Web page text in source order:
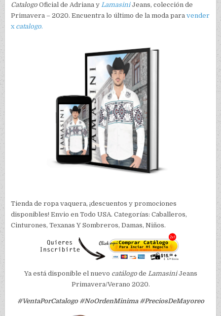
Catalogo Oficial de Adriana y Lamasini Jeans, colección de
Primavera – 2020. Encuentra lo último de la moda paravender
x catalogo.
Tienda de ropa vaquera, ¡descuentos y promociones
disponibles! Envio en Todo USA. Categorías: Caballeros,
Cinturones, Texanas Y Sombreros, Damas, Niños.
Ya está disponible el nuevo catálogode LamasiniJeans
Primavera/Verano 2020.
#VentaPorCatalogo #NoOrdenMinima #PreciosDeMayoreo